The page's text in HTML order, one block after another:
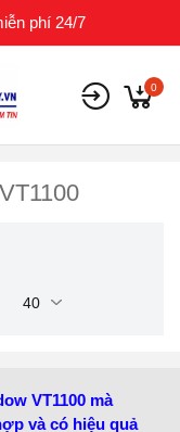
phí 24/7
0
40
VT1100 mà
và có hiệu quả